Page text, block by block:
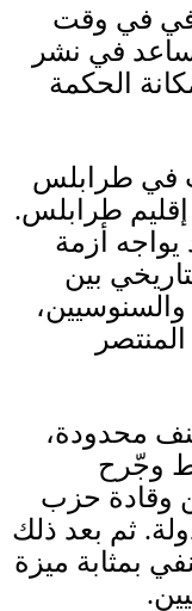
في وقت
ساعد في نشر
الحكمة
في طرابلس
طرابلس.
يواجه أزمة
بين
والسنوسيين،
محدودة،
وجّرح
وقادة حزب
. ثم بعد ذلك
بمثابة ميزة
.